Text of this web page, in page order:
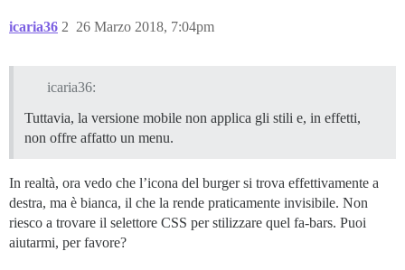
icaria36 26 Marzo 2018, 7:04pm
2
icaria36:
Tuttavia, la versione mobile non applica gli stili e, in effetti,
non offre affatto un menu.
In realtà, ora vedo che l’icona del burger si trova effettivamente a
destra, ma è bianca, il che la rende praticamente invisibile. Non
riesco a trovare il selettore CSS per stilizzare quel fa-bars. Puoi
aiutarmi, per favore?